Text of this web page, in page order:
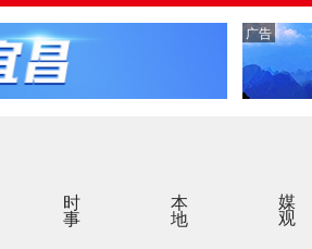
广告
时事 本地 媒观